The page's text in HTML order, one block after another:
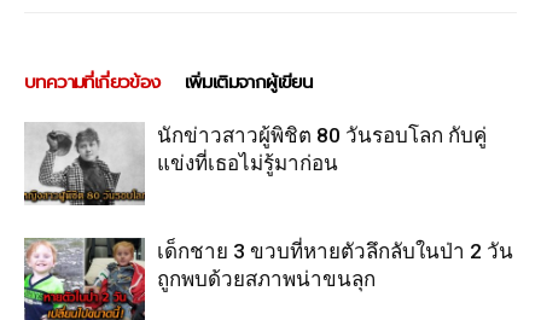
บทความที่เกี่ยวข้อง เพิ่มเติมจากผู้เขียน
นักข่าวสาวผู้พิชิต 80 วันรอบโลก กับคู่
แข่งที่เธอไม่รู้มาก่อน
เด็กชาย 3 ขวบที่หายตัวลึกลับในป่า 2 วัน
ถูกพบด้วยสภาพน่าขนลุก